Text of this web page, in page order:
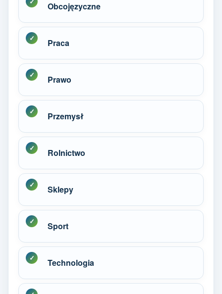
Obcojęzyczne
Praca
Prawo
Przemysł
Rolnictwo
Sklepy
Sport
Technologia